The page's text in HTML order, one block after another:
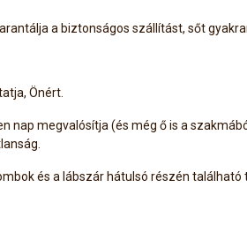
a biztonságos szállítást, sőt
Önért.
nap megvalósítja (és még ő is a
és a lábszár hátulsó részén